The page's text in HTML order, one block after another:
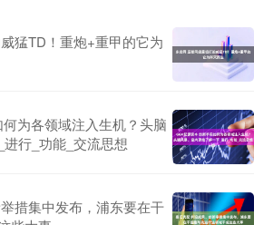
猛TD！重炮+重甲的它为
为各领域注入生机？头脑
行_功能_交流思想
措集中发布，浦东要在干